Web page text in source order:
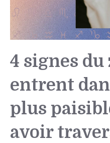
4 signes du
entrent
plus
avoir